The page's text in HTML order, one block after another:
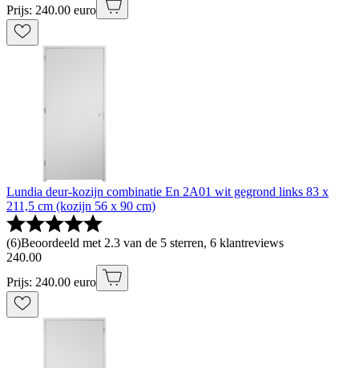
Prijs: 240.00 euro
Lundia deur-kozijn combinatie En 2A01 wit gegrond links 83 x
211,5 cm (kozijn 56 x 90 cm)
(6)Beoordeeld met 2.3 van de 5 sterren, 6 klantreviews
240.00
Prijs: 240.00 euro